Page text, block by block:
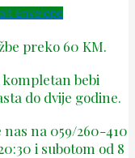
Envelope
preko 60 KM.
kompletan bebi
do dvije godine.
na 059/260-410
i subotom od 8